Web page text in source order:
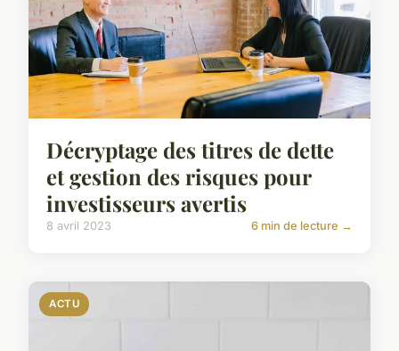
Décryptage des titres de dette
et gestion des risques pour
investisseurs avertis
8 avril 2023 6 min de lecture →
ACTU